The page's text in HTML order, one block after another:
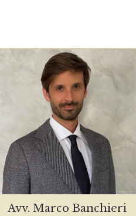
Avv. Marco Banchieri